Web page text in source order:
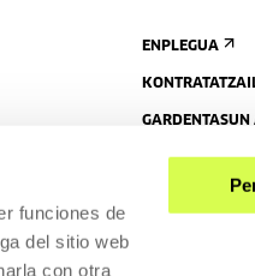
funciones de
del sitio web
con otra
ENPLEGUA
GARDENTASUN